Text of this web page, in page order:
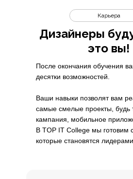
Дизайнеры
это вы!
Карьера
После окончания обучения
десятки возможностей.
Ваши навыки позволят вам
самые смелые проекты, будь
кампания, мобильное
В TOP IT College мы готовим
которые становятся